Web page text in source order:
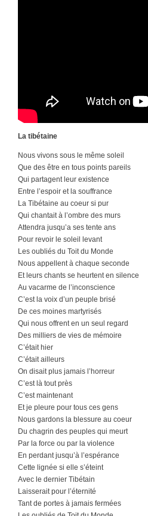
La tibétaine
Nous vivons sous le même soleil
Que des être en tous points pareils
Qui partagent leur existence
Entre l’espoir et la souffrance
La Tibétaine au coeur si pur
Qui chantait à l’ombre des murs
Attendra jusqu’a ses tente ans
Pour revoir le soleil levant
Les oubliés du Toit du Monde
Nous appellent à chaque seconde
Et leurs chants se heurtent en silence
Au vacarme de l’inconscience
C’est la voix d’un peuple brisé
De ces moines martyrisés
Qui nous offrent en un seul regard
Des milliers de vies de mémoire
C’était hier
C’était ailleurs
On disait plus jamais l’horreur
C’est là tout près
C’est maintenant
Et je pleure pour tous ces gens
Nous gardons la blessure au coeur
Du chagrin des peuples qui meurt
Par la force ou par la violence
En perdant jusqu’à l’espérance
Cette lignée si elle s’éteint
Avec le dernier Tibétain
Laisserait pour l’éternité
Tant de portes à jamais fermées